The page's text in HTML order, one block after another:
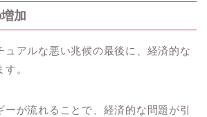
加
ュアルな悪い兆候の最後に、経済的な
。
ーが流れることで、経済的な問題が引